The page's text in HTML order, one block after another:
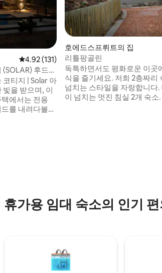
평점 4.92점(5점 만점), 후기 131개
4.92 (131)
후드스
티지 | Solar 아
을 받으며, 이
에서는 전용
를 내려다볼
호에드스프뤼트의 집
리틀팡골린
독특하면서도 평화로운 이곳
식을 즐기세요. 저희 2층짜리
넘치는 스타일을 자랑합니다.
이 넘치는 멋진 침실 2개 숙소. 외부에 즐길
가용 임대 숙소의 인기